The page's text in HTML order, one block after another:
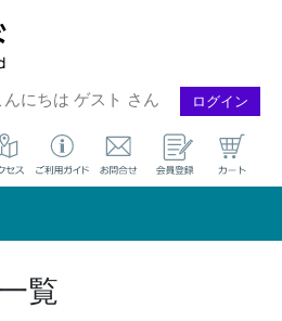
んにちは ゲスト さん ログイン
覧